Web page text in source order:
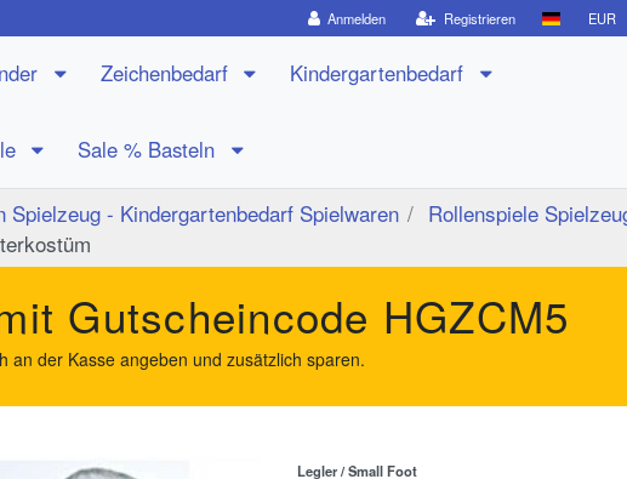
Anmelden Registrieren EUR
Zeichenbedarf Kindergartenbedarf
Sale % Basteln
Spielzeug - Kindergartenbedarf Spielwaren
Rollenspiele
Gutscheincode HGZCM5
an der Kasse angeben und zusätzlich sparen.
Legler / Small Foot